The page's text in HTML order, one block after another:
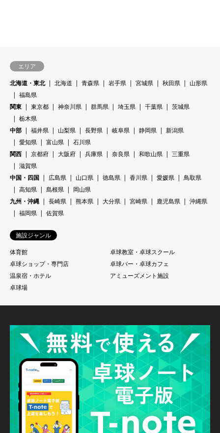
エリア
北海道・東北
北海道 青森県 岩手県 宮城県 秋田県
山形県
福島県
関東
東京都 神奈川県 群馬県 埼玉県 千葉県
茨城県
栃木県
中部
福井県 山梨県 長野県 岐阜県 静岡県
新潟県
愛知県
富山県
石川県
関西
京都府 大阪府 兵庫県 奈良県 和歌山県
三重県
滋賀県
中国・四国
広島県 山口県 徳島県 香川県 愛媛県
鳥取県
高知県
島根県
岡山県
九州・沖縄
長崎県 熊本県 大分県 宮崎県 鹿児島県
沖縄県
福岡県
佐賀県
施設ジャンル
体育館
卓球教室・卓球スクール
卓球ショップ・専門店
卓球バー・卓球カフェ
温泉宿・ホテル
アミューズメント施設
卓球場